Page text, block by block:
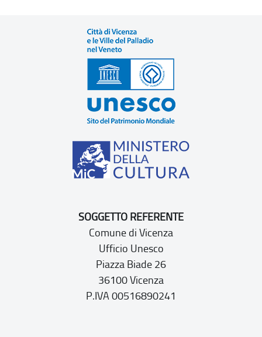
SOGGETTO REFERENTE
Comune di Vicenza
Ufficio Unesco
Piazza Biade 26
36100 Vicenza
P.IVA 00516890241